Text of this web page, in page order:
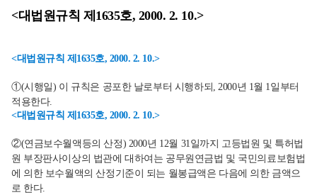
<대법원규칙 제1635호, 2000. 2. 10.>
<대법원규칙 제1635호, 2000. 2. 10.>
①(시행일) 이 규칙은 공포한 날로부터 시행하되, 2000년 1월 1일부터
적용한다.
<대법원규칙 제1635호, 2000. 2. 10.>
②(연금보수월액등의 산정) 2000년 12월 31일까지 고등법원 및 특허법
원 부장판사이상의 법관에 대하여는 공무원연금법 및 국민의료보험법
에 의한 보수월액의 산정기준이 되는 월봉급액은 다음에 의한 금액으
로 한다.